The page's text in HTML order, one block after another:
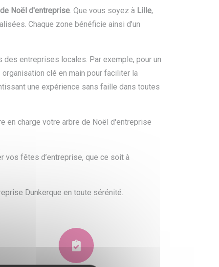
Noël d'entreprise. Que vous soyez à Lille,
Chaque zone bénéficie ainsi d’un
entreprises locales. Par exemple, pour un
clé en main pour faciliter la
une expérience sans faille dans toutes
en charge votre arbre de Noël d'entreprise
vos fêtes d’entreprise, que ce soit à
Dunkerque en toute sérénité.